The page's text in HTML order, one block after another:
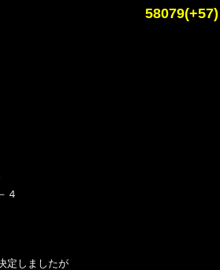
58079(+57)
４
定しましたが